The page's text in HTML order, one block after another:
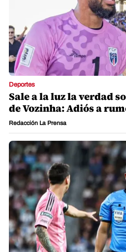
Deportes
Sale a la luz la verdad
de Vozinha: Adiós a
Redacción La Prensa